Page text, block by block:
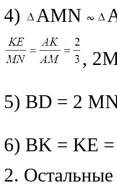
4)
АМN
,
5) ВD = 2
6) ВK = KЕ
2. Остальные